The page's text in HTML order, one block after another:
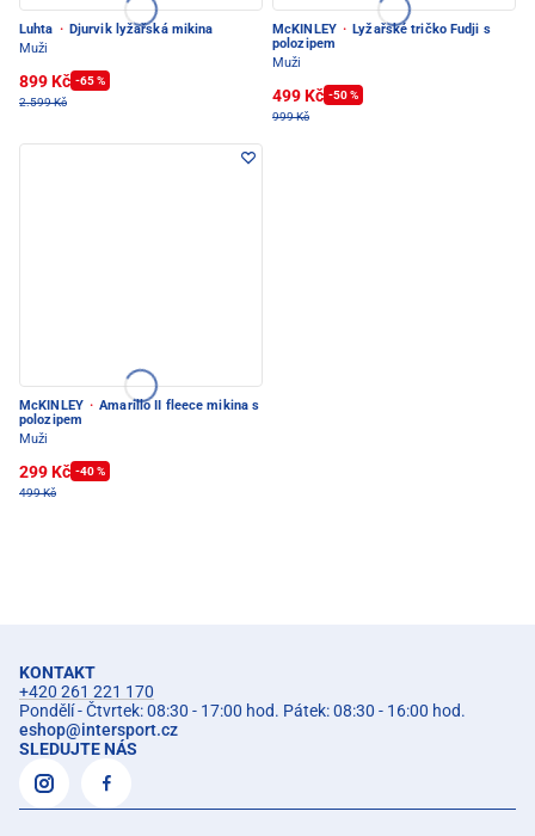
Luhta · Djurvik lyžařská mikina
Muži
899 Kč -65 %
2.599 Kč
McKINLEY · Lyžařské tričko Fudji s
polozipem
Muži
499 Kč -50 %
999 Kč
McKINLEY · Amarillo II fleece mikina s
polozipem
Muži
299 Kč -40 %
499 Kč
KONTAKT
+420 261 221 170
Pondělí - Čtvrtek: 08:30 - 17:00 hod. Pátek: 08:30 - 16:00 hod.
eshop@intersport.cz
SLEDUJTE NÁS